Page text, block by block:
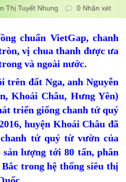
Thị Tuyết Nhung 0 Nhận xét
chuẩn VietGap, chanh
vị chua thanh được ưa
và ngoài nước.
trên đất Nga, anh Nguyễn
Khoái Châu, Hưng Yên)
triển giống chanh tứ quý
huyện Khoái Châu đã
tứ quý từ vườn của
sản lượng tới 80 tấn, phân
trong hệ thống siêu thị